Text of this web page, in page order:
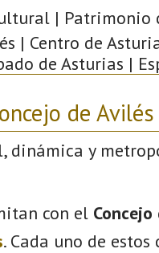
| Patrimonio
| Centro de
de Asturias |
de Avilés
dinámica y
con el Concejo
. Cada uno de